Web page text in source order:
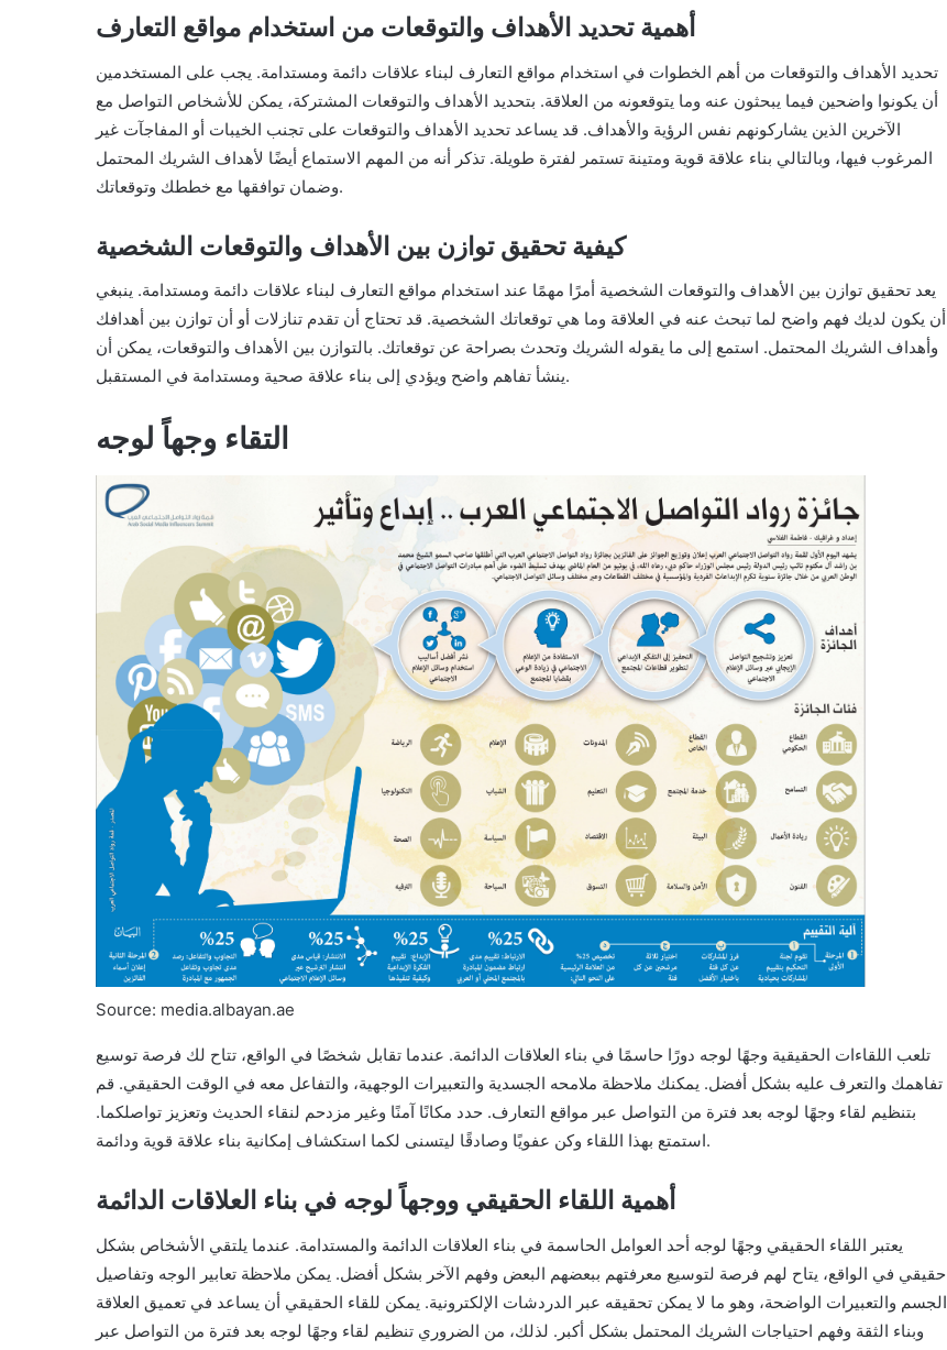
أهمية تحديد الأهداف والتوقعات من استخدام مواقع التعارف
تحديد الأهداف والتوقعات من أهم الخطوات في استخدام مواقع التعارف لبناء علاقات دائمة ومستدامة. يجب على المستخدمين
أن يكونوا واضحين فيما يبحثون عنه وما يتوقعونه من العلاقة. بتحديد الأهداف والتوقعات المشتركة، يمكن للأشخاص التواصل مع
الآخرين الذين يشاركونهم نفس الرؤية والأهداف. قد يساعد تحديد الأهداف والتوقعات على تجنب الخيبات أو المفاجآت غير
المرغوب فيها، وبالتالي بناء علاقة قوية ومتينة تستمر لفترة طويلة. تذكر أنه من المهم الاستماع أيضًا لأهداف الشريك المحتمل
وضمان توافقها مع خططك وتوقعاتك.
كيفية تحقيق توازن بين الأهداف والتوقعات الشخصية
يعد تحقيق توازن بين الأهداف والتوقعات الشخصية أمرًا مهمًا عند استخدام مواقع التعارف لبناء علاقات دائمة ومستدامة. ينبغي
أن يكون لديك فهم واضح لما تبحث عنه في العلاقة وما هي توقعاتك الشخصية. قد تحتاج أن تقدم تنازلات أو أن توازن بين أهدافك
وأهداف الشريك المحتمل. استمع إلى ما يقوله الشريك وتحدث بصراحة عن توقعاتك. بالتوازن بين الأهداف والتوقعات، يمكن أن
ينشأ تفاهم واضح ويؤدي إلى بناء علاقة صحية ومستدامة في المستقبل.
التقاء وجهاً لوجه
Source: media.albayan.ae
تلعب اللقاءات الحقيقية وجهًا لوجه دورًا حاسمًا في بناء العلاقات الدائمة. عندما تقابل شخصًا في الواقع، تتاح لك فرصة توسيع
تفاهمك والتعرف عليه بشكل أفضل. يمكنك ملاحظة ملامحه الجسدية والتعبيرات الوجهية، والتفاعل معه في الوقت الحقيقي. قم
بتنظيم لقاء وجهًا لوجه بعد فترة من التواصل عبر مواقع التعارف. حدد مكانًا آمنًا وغير مزدحم لنقاء الحديث وتعزيز تواصلكما.
استمتع بهذا اللقاء وكن عفويًا وصادقًا ليتسنى لكما استكشاف إمكانية بناء علاقة قوية ودائمة.
أهمية اللقاء الحقيقي ووجهاً لوجه في بناء العلاقات الدائمة
يعتبر اللقاء الحقيقي وجهًا لوجه أحد العوامل الحاسمة في بناء العلاقات الدائمة والمستدامة. عندما يلتقي الأشخاص بشكل
حقيقي في الواقع، يتاح لهم فرصة لتوسيع معرفتهم ببعضهم البعض وفهم الآخر بشكل أفضل. يمكن ملاحظة تعابير الوجه وتفاصيل
الجسم والتعبيرات الواضحة، وهو ما لا يمكن تحقيقه عبر الدردشات الإلكترونية. يمكن للقاء الحقيقي أن يساعد في تعميق العلاقة
وبناء الثقة وفهم احتياجات الشريك المحتمل بشكل أكبر. لذلك، من الضروري تنظيم لقاء وجهًا لوجه بعد فترة من التواصل عبر